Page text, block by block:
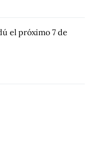
el próximo 7 de